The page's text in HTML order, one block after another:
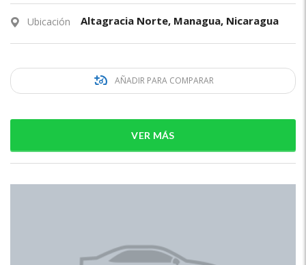
Ubicación Altagracia Norte, Managua, Nicaragua
AÑADIR PARA COMPARAR
VER MÁS